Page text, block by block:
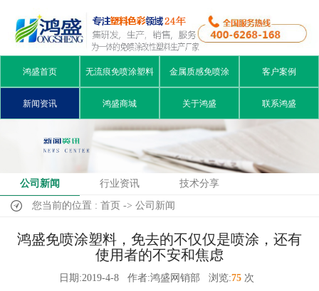
鸿盛首页 无流痕免喷涂塑料 金属质感免喷涂 客户案例
新闻资讯 鸿盛商城 关于鸿盛 联系鸿盛
公司新闻 行业资讯 技术分享
您当前的位置 : 首页 -> 公司新闻
鸿盛免喷涂塑料，免去的不仅仅是喷涂，还有
使用者的不安和焦虑
日期:2019-4-8 作者:鸿盛网销部 浏览:75 次